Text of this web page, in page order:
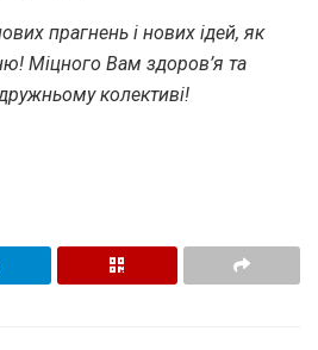
прагнень і нових ідей, як
Міцного Вам здоров’я та
колективі!